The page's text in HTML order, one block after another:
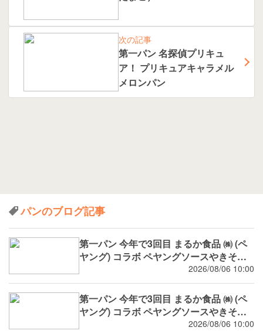
次の記事
第一パン 名探偵プリキュ
ア！ プリキュアキャラメル
メロンパン
パンのブログ記事
第一パン 今年で3回目 まるか食品 ㈱ (ペ
ヤング) コラボ ペヤングソースやきそば
2026/08/06 10:00
第一パン 今年で3回目 まるか食品 ㈱ (ペ
ヤング) コラボ ペヤングソースやきそば
2026/08/06 10:00